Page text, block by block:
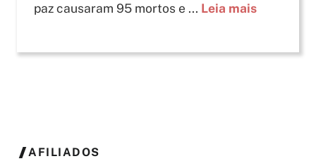
paz causaram 95 mortos e ... Leia mais
AFILIADOS